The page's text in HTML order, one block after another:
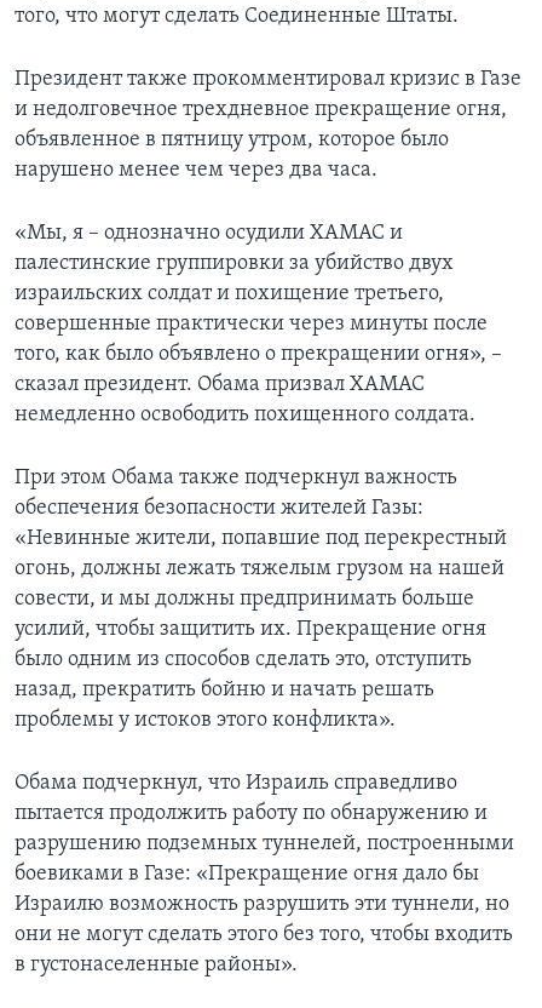
того, что могут сделать Соединенные Штаты.
Президент также прокомментировал кризис в Газе
и недолговечное трехдневное прекращение огня,
объявленное в пятницу утром, которое было
нарушено менее чем через два часа.
«Мы, я – однозначно осудили ХАМАС и
палестинские группировки за убийство двух
израильских солдат и похищение третьего,
совершенные практически через минуты после
того, как было объявлено о прекращении огня», –
сказал президент. Обама призвал ХАМАС
немедленно освободить похищенного солдата.
При этом Обама также подчеркнул важность
обеспечения безопасности жителей Газы:
«Невинные жители, попавшие под перекрестный
огонь, должны лежать тяжелым грузом на нашей
совести, и мы должны предпринимать больше
усилий, чтобы защитить их. Прекращение огня
было одним из способов сделать это, отступить
назад, прекратить бойню и начать решать
проблемы у истоков этого конфликта».
Обама подчеркнул, что Израиль справедливо
пытается продолжить работу по обнаружению и
разрушению подземных туннелей, построенными
боевиками в Газе: «Прекращение огня дало бы
Израилю возможность разрушить эти туннели, но
они не могут сделать этого без того, чтобы входить
в густонаселенные районы».